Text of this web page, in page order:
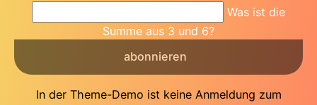
Was ist die
Summe aus 3 und 6?
abonnieren
In der Theme-Demo ist keine Anmeldung zum